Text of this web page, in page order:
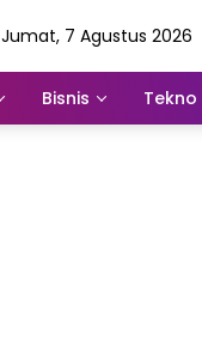
Jumat, 7 Agustus 2026
Bisnis Tekno